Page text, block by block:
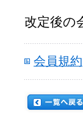
改定後の
会員規約